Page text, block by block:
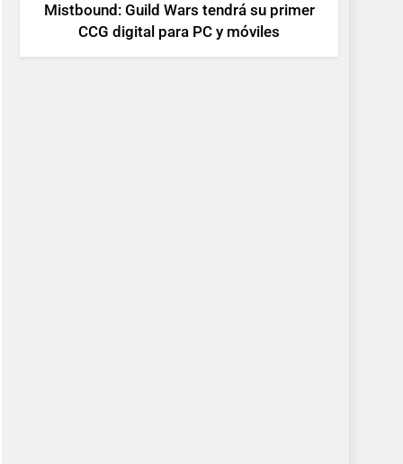
Mistbound: Guild Wars tendrá su primer
CCG digital para PC y móviles